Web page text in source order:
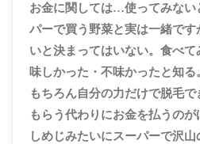
お金に関しては…使ってみない
パーで買う野菜と実は一緒で
いと決まってはいない。食べ
味しかった・不味かったと知る
もちろん自分の力だけで脱毛
もらう代わりにお金を払うのが
しめじみたいにスーパーで沢